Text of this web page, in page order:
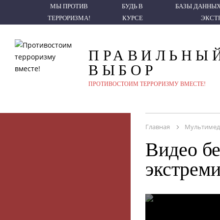
МЫ ПРОТИВ ТЕРРОРИЗМА! БУДЬ В КУРСЕ БАЗЫ ДАННЫХ ПО
МЫ ПРОТИВ
ТЕРРОРИЗМА!
БУДЬ В
КУРСЕ
БАЗЫ
ВЫБОР
ПРОТИВОСТОИМ ТЕРРОРИЗМУ ВМЕСТЕ!
Главная
Видео